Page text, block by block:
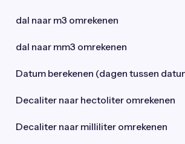
dal naar m3 omrekenen
dal naar mm3 omrekenen
Datum berekenen (dagen tussen
Decaliter naar hectoliter omrekenen
Decaliter naar milliliter omrekenen